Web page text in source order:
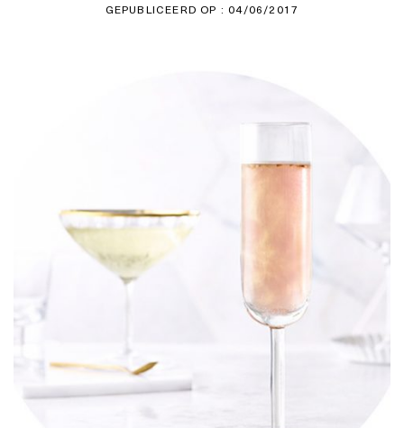
GEPUBLICEERD OP : 04/06/2017